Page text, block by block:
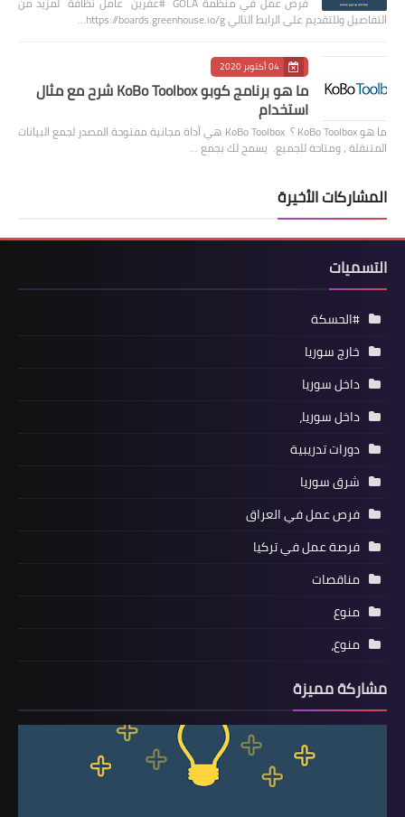
التفاصيل وللتقديم على الرابط التالي https://boards.greenhouse.io/g…
04 أكتوبر 2020
ما هو برنامج كوبو KoBo Toolbox شرح مع مثال
استخدام
ما هو KoBo Toolbox ؟ KoBo Toolbox هي أداة مجانية مفتوحة المصدر لجمع البيانات
المتنقلة ، ومتاحة للجميع. يسمح لك بجمع …
المشاركات الأخيرة
التسميات
#الحسكة
خارج سوريا
داخل سوريا
داخل سوريا،
دورات تدريبية
شرق سوريا
فرص عمل في العراق
فرصة عمل في تركيا
مناقصات
منوع
منوع،
مشاركة مميزة